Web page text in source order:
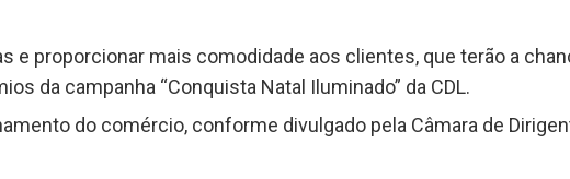
e proporcionar mais comodidade aos clientes, que terão a
da campanha “Conquista Natal Iluminado” da CDL.
do comércio, conforme divulgado pela Câmara de